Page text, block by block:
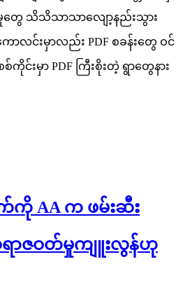
သိသိသာသာလျော့နည်းသွား
လင်းမှာလည်း PDF စခန်းတွေ ဝင်
င်းမှာ PDF ကြီးစိုးတဲ့ ရွာတွေနား
ကို AA က ဖမ်းဆီး
ရာဇဝတ်မှုကျူးလွန်ဟု